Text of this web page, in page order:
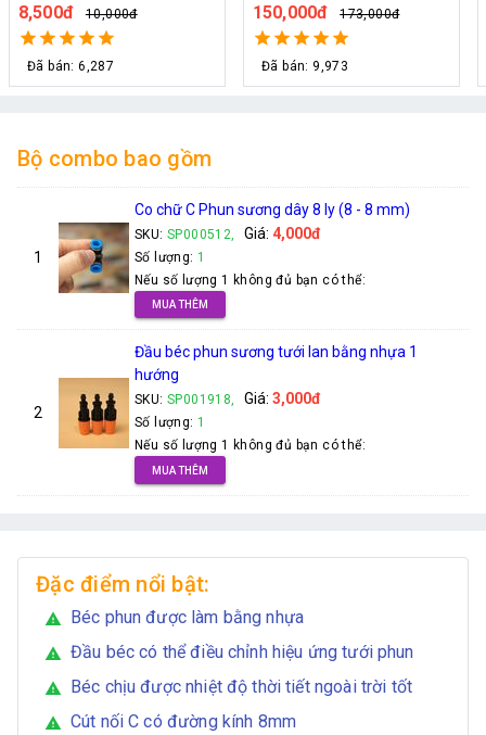
8,500đ 10,000đ
Đã bán: 6,287
150,000đ 173,000đ
Đã bán: 9,973
Bộ combo bao gồm
1
Co chữ C Phun sương dây 8 ly (8 - 8 mm)
SKU: SP000512, Giá: 4,000đ
Số lượng: 1
Nếu số lượng 1 không đủ bạn có thể:
MUA THÊM
2
Đầu béc phun sương tưới lan bằng nhựa 1
hướng
SKU: SP001918, Giá: 3,000đ
Số lượng: 1
Nếu số lượng 1 không đủ bạn có thể:
MUA THÊM
Đặc điểm nổi bật:
warning Béc phun được làm bằng nhựa
warning Đầu béc có thể điều chỉnh hiệu ứng tưới phun
warning Béc chịu được nhiệt độ thời tiết ngoài trời tốt
warning Cút nối C có đường kính 8mm